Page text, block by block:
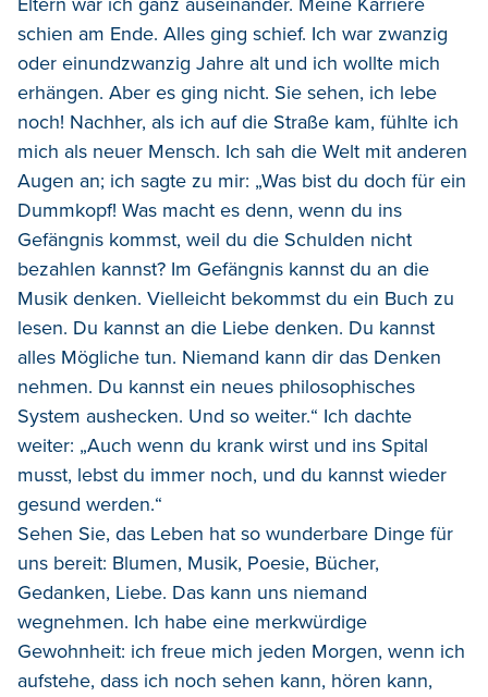
schien am Ende. Alles ging schief. Ich war zwanzig
oder einundzwanzig Jahre alt und ich wollte mich
erhängen. Aber es ging nicht. Sie sehen, ich lebe
noch! Nachher, als ich auf die Straße kam, fühlte ich
mich als neuer Mensch. Ich sah die Welt mit anderen
Augen an; ich sagte zu mir: „Was bist du doch für ein
Dummkopf! Was macht es denn, wenn du ins
Gefängnis kommst, weil du die Schulden nicht
bezahlen kannst? Im Gefängnis kannst du an die
Musik denken. Vielleicht bekommst du ein Buch zu
lesen. Du kannst an die Liebe denken. Du kannst
alles Mögliche tun. Niemand kann dir das Denken
nehmen. Du kannst ein neues philosophisches
System aushecken. Und so weiter.“ Ich dachte
weiter: „Auch wenn du krank wirst und ins Spital
musst, lebst du immer noch, und du kannst wieder
gesund werden.“
Sehen Sie, das Leben hat so wunderbare Dinge für
uns bereit: Blumen, Musik, Poesie, Bücher,
Gedanken, Liebe. Das kann uns niemand
wegnehmen. Ich habe eine merkwürdige
Gewohnheit: ich freue mich jeden Morgen, wenn ich
aufstehe, dass ich noch sehen kann, hören kann,